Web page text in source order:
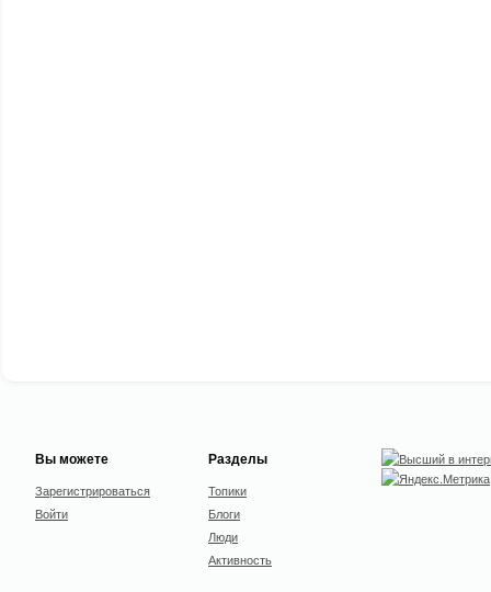
Вы можете
Зарегистрироваться
Войти
Разделы
Топики
Блоги
Люди
Активность